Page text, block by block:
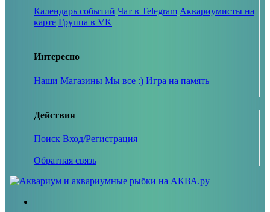
Календарь событий Чат в Telegram Аквариумисты на
карте Группа в VK
Интересно
Наши Магазины Мы все :) Игра на память
Действия
Поиск Вход/Регистрация
Обратная связь